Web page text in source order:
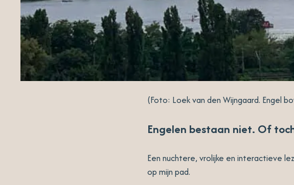
(Foto: Loek van den Wijngaard. Engel
Engelen bestaan niet. Of
Een nuchtere, vrolijke en interactieve
op mijn pad.